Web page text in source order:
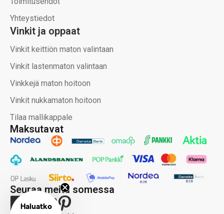
Maksutavat
Seuraa meitä somessa
Yhteystiedot
Vinkit ja oppaat
Vinkit keittiön maton valintaan
Vinkit lastenmaton valintaan
Vinkkejä maton hoitoon
Vinkit nukkamaton hoitoon
Tilaa mallikappale
Haluatko